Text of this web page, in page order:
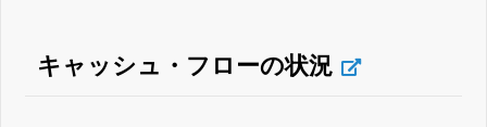
登録すると永久30%OFFと米株版の先行利用も付きます
キャッシュ・フローの状況